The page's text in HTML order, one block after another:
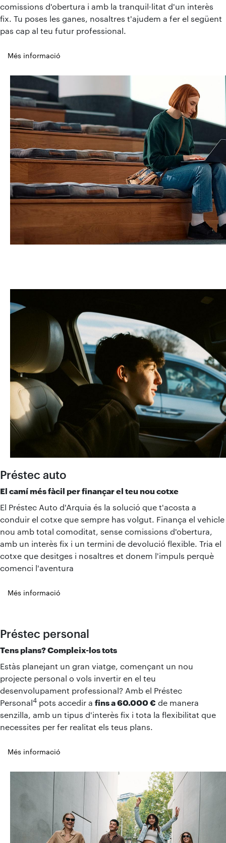
comissions d'obertura i amb la tranquil·litat d'un interès
fix. Tu poses les ganes, nosaltres t'ajudem a fer el següent
pas cap al teu futur professional.
Més informació
Préstec auto
El camí més fàcil per finançar el teu nou cotxe
El Préstec Auto d'Arquia és la solució que t'acosta a
conduir el cotxe que sempre has volgut. Finança el vehicle
nou amb total comoditat, sense comissions d'obertura,
amb un interès fix i un termini de devolució flexible. Tria el
cotxe que desitges i nosaltres et donem l'impuls perquè
comenci l'aventura
Més informació
Préstec personal
Tens plans? Compleix-los tots
Estàs planejant un gran viatge, començant un nou
projecte personal o vols invertir en el teu
desenvolupament professional? Amb el Préstec
Personal4 pots accedir a fins a 60.000 € de manera
senzilla, amb un tipus d'interès fix i tota la flexibilitat que
necessites per fer realitat els teus plans.
Més informació